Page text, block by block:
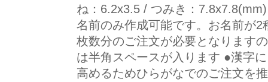
ね：6.2x3.5 / つみき：
名前のみ作成可能です。お名前が
枚数分のご注文が必要となります
は半角スペースが入ります ●漢字
高めるためひらがなでのご注文を